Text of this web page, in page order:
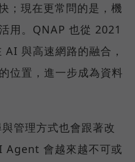
；現在更常問的是，機
用。QNAP 也從 2021
與高速網路的融合，
位置，進一步成為資料
管理方式也會跟著改
Agent 會越來越不可或